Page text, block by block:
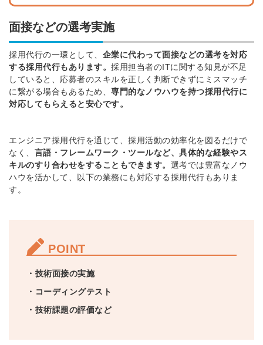
面接などの選考実施
採用代行の一環 として、 企業に代わって面接などの選考を対応
する採用代行もあります。 採用担当者のITに関する知見が不足
していると、応募者のスキルを正しく判断できずにミスマッチ
に繋がる場合もある ため、 専門的なノウハウを持つ採用代行に
対応してもらえると安心です。
エンジニア採用代行を通じて、 採用活動の効率化を図るだけで
なく、 言語・フレームワーク・ツールなど、具体的な経験やス
キルのすり合わせをすることもできます。 選考では豊富なノウ
ハウを活かして、以下の業務にも対応する採用代行もありま
す。
POINT
・技術面接の実施
・コーディングテスト
・技術課題の評価など